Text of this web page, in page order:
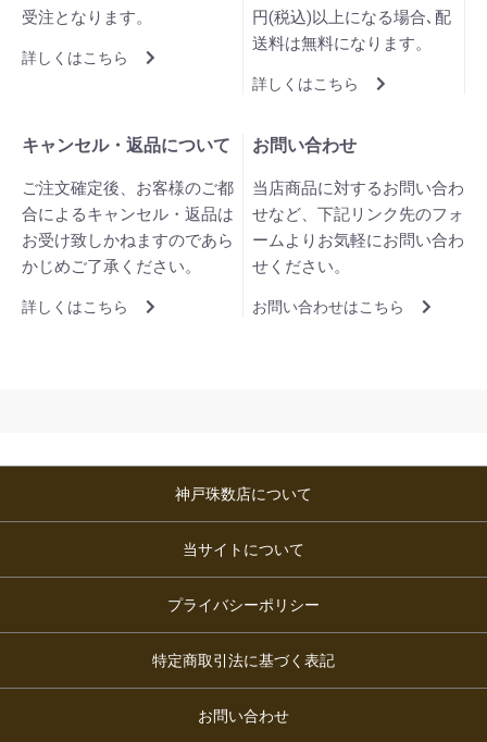
受注となります。
詳しくはこちら
円(税込)以上になる場合､配
送料は無料になります。
詳しくはこちら
キャンセル・返品について
ご注文確定後、お客様のご都
合によるキャンセル・返品は
お受け致しかねますのであら
かじめご了承ください。
詳しくはこちら
お問い合わせ
当店商品に対するお問い合わ
せなど、下記リンク先のフォ
ームよりお気軽にお問い合わ
せください。
お問い合わせはこちら
神戸珠数店について
当サイトについて
プライバシーポリシー
特定商取引法に基づく表記
お問い合わせ